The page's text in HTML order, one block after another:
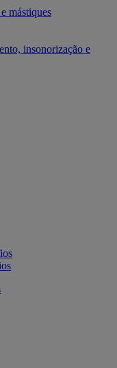
mástiques
insonorização e